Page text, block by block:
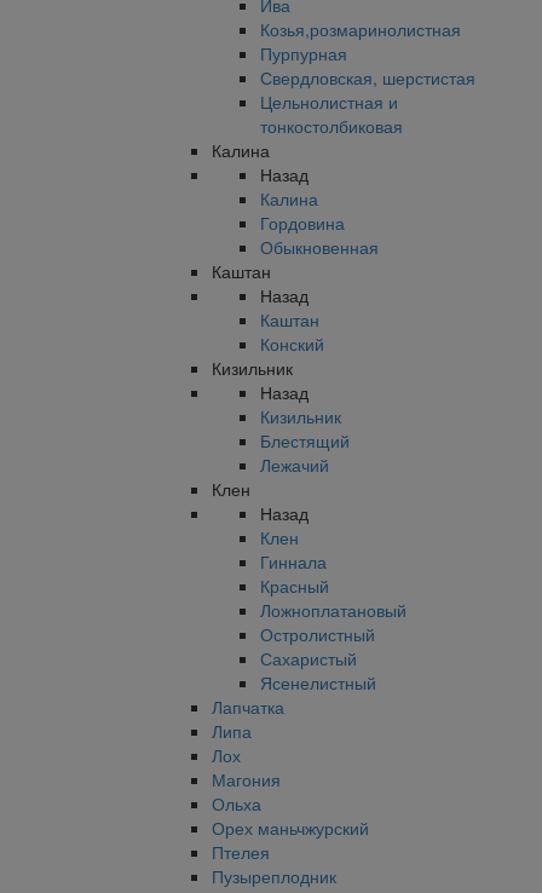
Ива
Козья,розмаринолистная
Пурпурная
Свердловская, шерстистая
Цельнолистная и
тонкостолбиковая
Калина
Назад
Калина
Гордовина
Обыкновенная
Каштан
Назад
Каштан
Конский
Кизильник
Назад
Кизильник
Блестящий
Лежачий
Клен
Назад
Клен
Гиннала
Красный
Ложноплатановый
Остролистный
Сахаристый
Ясенелистный
Лапчатка
Липа
Лох
Магония
Ольха
Орех маньчжурский
Птелея
Пузыреплодник